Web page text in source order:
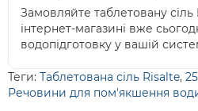
Замовляйте таблетовану
інтернет-магазині вже
водопідготовку у вашій
Теги: Таблетована сіль Risalte,
Речовини для пом'якшення